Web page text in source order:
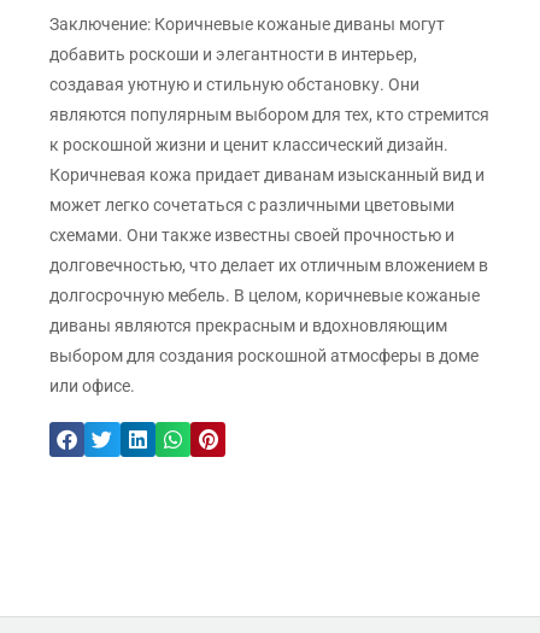
Заключение: Коричневые кожаные диваны могут
добавить роскоши и элегантности в интерьер,
создавая уютную и стильную обстановку. Они
являются популярным выбором для тех, кто стремится
к роскошной жизни и ценит классический дизайн.
Коричневая кожа придает диванам изысканный вид и
может легко сочетаться с различными цветовыми
схемами. Они также известны своей прочностью и
долговечностью, что делает их отличным вложением в
долгосрочную мебель. В целом, коричневые кожаные
диваны являются прекрасным и вдохновляющим
выбором для создания роскошной атмосферы в доме
или офисе.